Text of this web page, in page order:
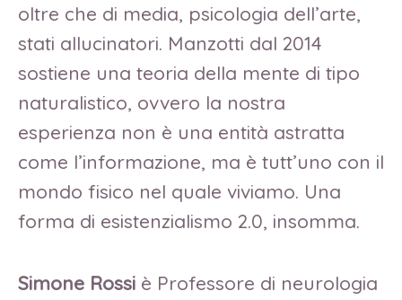
oltre che di media, psicologia dell’arte,
stati allucinatori. Manzotti dal 2014
sostiene una teoria della mente di tipo
naturalistico, ovvero la nostra
esperienza non è una entità astratta
come l’informazione, ma è tutt’uno con il
mondo fisico nel quale viviamo. Una
forma di esistenzialismo 2.0, insomma.
Simone Rossi è Professore di neurologia